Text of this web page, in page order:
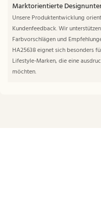
Marktorientierte
Unsere Produktentwicklung
Kundenfeedback. Wir
Farbvorschlägen und
HA25638 eignet sich besonders
Lifestyle-Marken, die eine
möchten.